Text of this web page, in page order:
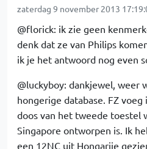
zaterdag 9 november 2013
@florick: ik zie geen
denk dat ze van Philips
ik je het antwoord nog even
@luckyboy: dankjewel, weer
hongerige database. FZ
doos van het tweede toestel
Singapore ontworpen is. Ik
een 12NC uit Hongarije